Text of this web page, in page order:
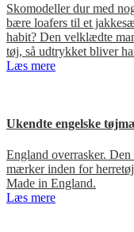
Skomodeller dur med
bære loafers til et
habit? Den velklædte
tøj, så udtrykket bliver
Læs mere
Ukendte engelske
England overrasker.
mærker inden for
Made in England.
Læs mere